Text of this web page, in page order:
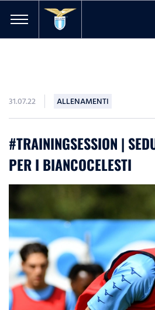
31.07.22 ALLENAMENTI
#TRAININGSESSION |
PER I BIANCOCELESTI